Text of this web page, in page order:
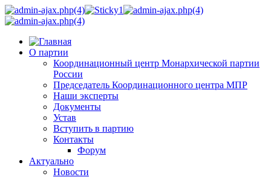
О партии
Координационный центр Монархической партии
России
Председатель Координационного центра МПР
Наши эксперты
Документы
Устав
Вступить в партию
Контакты
Форум
Актуально
Новости